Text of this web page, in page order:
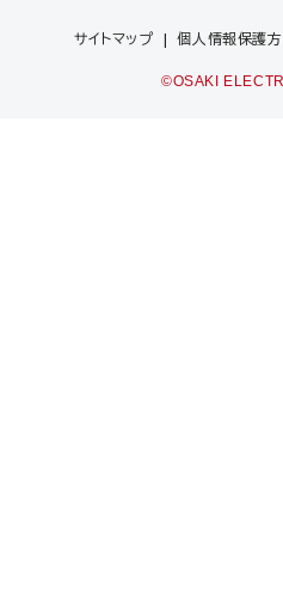
サイトマップ 個人情報保護
©OSAKI